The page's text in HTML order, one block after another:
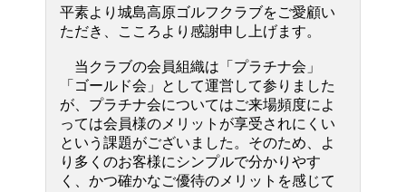
平素より城島高原ゴルフクラブをご愛顧い
ただき、こころより感謝申し上げます。
当クラブの会員組織は「プラチナ会」
「ゴールド会」として運営して参りました
が、プラチナ会についてはご来場頻度によ
っては会員様のメリットが享受されにくい
という課題がございました。そのため、よ
り多くのお客様にシンプルで分かりやす
く、かつ確かなご優待のメリットを感じて